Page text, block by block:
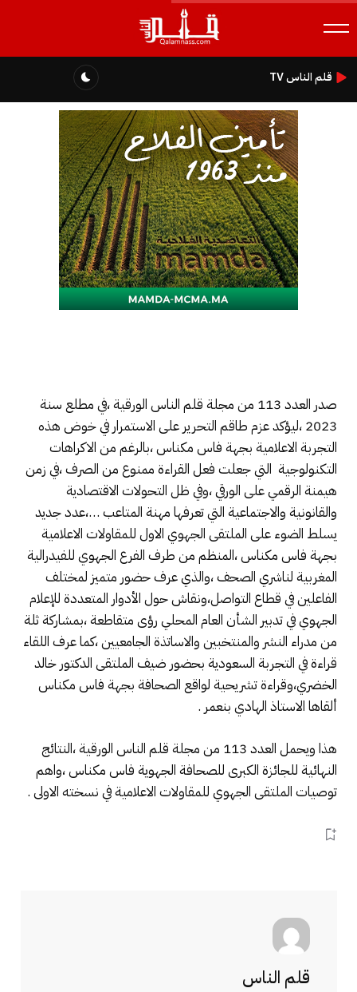
قلم الناس TV
صدر العدد 113 من مجلة قلم الناس الورقية ،في مطلع سنة
2023 ،ليؤكد عزم طاقم التحرير على الاستمرار في خوض هذه
التجربة الاعلامية بجهة فاس مكناس ،بالرغم من الاكراهات
التكنولوجية التي جعلت فعل القراءة ممنوع من الصرف ،في زمن
هيمنة الرقمي على الورقي ،وفي ظل التحولات الاقتصادية
والقانونية والاجتماعية التي تعرفها مهنة المتاعب …،عدد جديد
يسلط الضوء على الملتقى الجهوي الاول للمقاولات الاعلامية
بجهة فاس مكناس ،المنظم من طرف الفرع الجهوي للفيدرالية
المغربية لناشري الصحف ،والذي عرف حضور متميز لمختلف
الفاعلين في قطاع التواصل،ونقاش حول الأدوار المتعددة للإعلام
الجهوي في تدبير الشأن العام المحلي رؤى متقاطعة ،بمشاركة ثلة
من مدراء النشر والمنتخبين والاساتذة الجامعيين ،كما عرف اللقاء
قراءة في التجربة السعودية بحضور ضيف الملتقى الدكتور خالد
الخضري،وقراءة تشريحية لواقع الصحافة بجهة فاس مكناس
ألقاها الاستاذ الهادي بنعمر .
هذا ويحمل العدد 113 من مجلة قلم الناس الورقية ،النتائج
النهائية للجائزة الكبرى للصحافة الجهوية فاس مكناس ،واهم
توصيات الملتقى الجهوي للمقاولات الاعلامية في نسخته الاولى .
قلم الناس